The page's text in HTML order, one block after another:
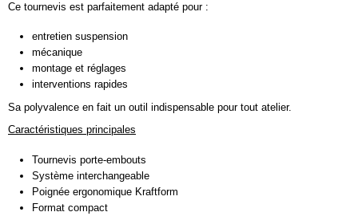
Ce tournevis est parfaitement adapté pour :
entretien suspension
mécanique
montage et réglages
interventions rapides
Sa polyvalence en fait un outil indispensable pour tout atelier.
Caractéristiques principales
Tournevis porte-embouts
Système interchangeable
Poignée ergonomique Kraftform
Format compact